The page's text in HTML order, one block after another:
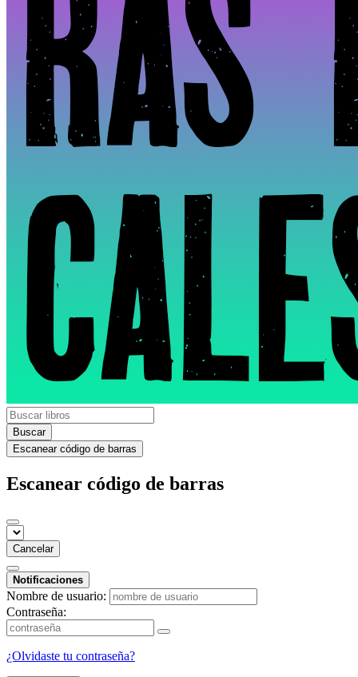
Buscar
Escanear código de barras
Escanear código de barras
Cancelar
Notificaciones
Nombre de usuario:
Contraseña:
¿Olvidaste tu contraseña?